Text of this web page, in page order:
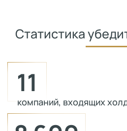
Статистика
11
компаний, входящих